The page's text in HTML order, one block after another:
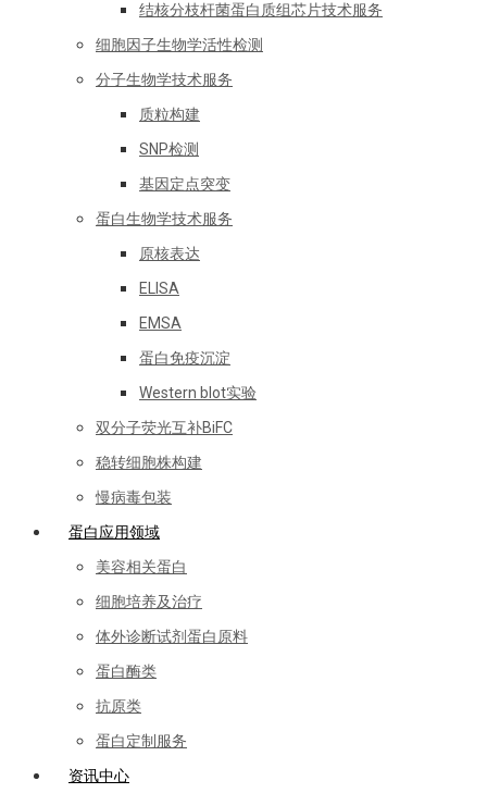
结核分枝杆菌蛋白质组芯片技术服务
细胞因子生物学活性检测
分子生物学技术服务
质粒构建
SNP检测
基因定点突变
蛋白生物学技术服务
原核表达
ELISA
EMSA
蛋白免疫沉淀
Western blot实验
双分子荧光互补BiFC
稳转细胞株构建
慢病毒包装
蛋白应用领域
美容相关蛋白
细胞培养及治疗
体外诊断试剂蛋白原料
蛋白酶类
抗原类
蛋白定制服务
资讯中心